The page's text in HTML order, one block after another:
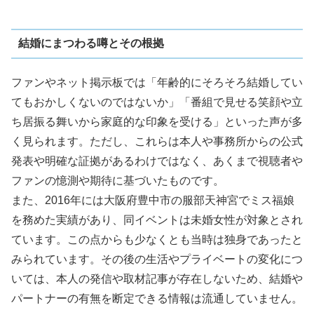
結婚にまつわる噂とその根拠
ファンやネット掲示板では「年齢的にそろそろ結婚してい
てもおかしくないのではないか」「番組で見せる笑顔や立
ち居振る舞いから家庭的な印象を受ける」といった声が多
く見られます。ただし、これらは本人や事務所からの公式
発表や明確な証拠があるわけではなく、あくまで視聴者や
ファンの憶測や期待に基づいたものです。
また、2016年には大阪府豊中市の服部天神宮でミス福娘
を務めた実績があり、同イベントは未婚女性が対象とされ
ています。この点からも少なくとも当時は独身であったと
みられています。その後の生活やプライベートの変化につ
いては、本人の発信や取材記事が存在しないため、結婚や
パートナーの有無を断定できる情報は流通していません。